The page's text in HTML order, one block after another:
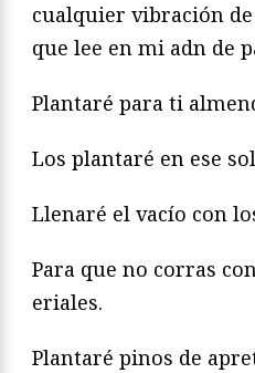
cualquier vibración
que lee en mi adn de
Plantaré para ti
Los plantaré en ese
Llenaré el vacío con
Para que no corras
eriales.
Plantaré pinos de